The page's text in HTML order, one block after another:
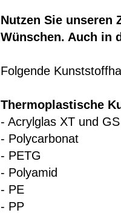
Nutzen Sie unseren
Wünschen. Auch in
Folgende
Thermoplastische
- Acrylglas XT und GS
- Polycarbonat
- PETG
- Polyamid
- PE
- PP